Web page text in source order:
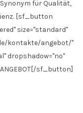
für Qualität,
[sf_button
size="standard"
kontakte/angebot/"
dropshadow="no"
sf_button]